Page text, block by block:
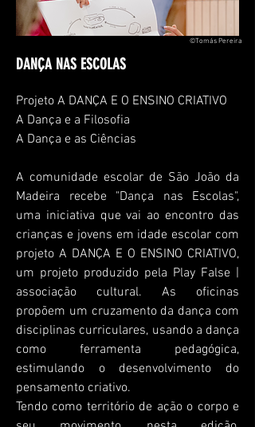
©Tomás Pereira
DANÇA NAS ESCOLAS
Projeto A DANÇA E O ENSINO CRIATIVO
A Dança e a Filosofia
A Dança e as Ciências
A comunidade escolar de São João da
Madeira recebe "Dança nas Escolas",
uma iniciativa que vai ao encontro das
crianças e jovens em idade escolar com
projeto A DANÇA E O ENSINO CRIATIVO,
um projeto produzido pela Play False |
associação cultural. As oficinas
propõem um cruzamento da dança com
disciplinas curriculares, usando a dança
como ferramenta pedagógica,
estimulando o desenvolvimento do
pensamento criativo.
Tendo como território de ação o corpo e